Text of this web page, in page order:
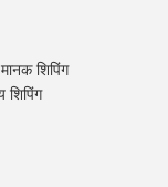
शिपिंग
शिपिंग